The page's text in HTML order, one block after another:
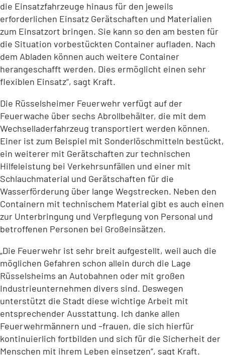
die Einsatzfahrzeuge hinaus für den jeweils
erforderlichen Einsatz Gerätschaften und Materialien
zum Einsatzort bringen. Sie kann so den am besten für
die Situation vorbestückten Container aufladen. Nach
dem Abladen können auch weitere Container
herangeschafft werden. Dies ermöglicht einen sehr
flexiblen Einsatz“, sagt Kraft.
Die Rüsselsheimer Feuerwehr verfügt auf der
Feuerwache über sechs Abrollbehälter, die mit dem
Wechselladerfahrzeug transportiert werden können.
Einer ist zum Beispiel mit Sonderlöschmitteln bestückt,
ein weiterer mit Gerätschaften zur technischen
Hilfeleistung bei Verkehrsunfällen und einer mit
Schlauchmaterial und Gerätschaften für die
Wasserförderung über lange Wegstrecken. Neben den
Containern mit technischem Material gibt es auch einen
zur Unterbringung und Verpflegung von Personal und
betroffenen Personen bei Großeinsätzen.
„Die Feuerwehr ist sehr breit aufgestellt, weil auch die
möglichen Gefahren schon allein durch die Lage
Rüsselsheims an Autobahnen oder mit großen
Industrieunternehmen divers sind. Deswegen
unterstützt die Stadt diese wichtige Arbeit mit
entsprechender Ausstattung. Ich danke allen
Feuerwehrmännern und –frauen, die sich hierfür
kontinuierlich fortbilden und sich für die Sicherheit der
Menschen mit ihrem Leben einsetzen“, sagt Kraft.